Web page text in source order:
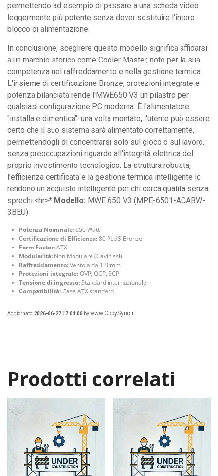
permettendo ad esempio di passare a una scheda video
leggermente più potente senza dover sostituire l'intero
blocco di alimentazione.
In conclusione, scegliere questo modello significa affidarsi
a un marchio storico come Cooler Master, noto per la sua
competenza nel raffreddamento e nella gestione termica.
L'insieme di certificazione Bronze, protezioni integrate e
potenza bilanciata rende l'MWE650 V3 un pilastro per
qualsiasi configurazione PC moderna. È l'alimentatore
"installa e dimentica": una volta montato, l'utente può essere
certo che il suo sistema sarà alimentato correttamente,
permettendogli di concentrarsi solo sul gioco o sul lavoro,
senza preoccupazioni riguardo all'integrità elettrica del
proprio investimento tecnologico. La struttura robusta,
l'efficienza certificata e la gestione termica intelligente lo
rendono un acquisto intelligente per chi cerca qualità senza
sprechi.<hr>* Modello: MWE 650 V3 (MPE-6501-ACABW-
3BEU)
Potenza Nominale:650 Watt
Certificazione di Efficienza:80 PLUS Bronze
Form Factor:ATX
Modularità: Non Modulare (Cavi fissi)
Raffreddamento:Ventola da 120mm
Protezioni integrate:OVP, OCP, SCP
Tensione di ingresso:Standard internazionale
Compatibilità:Case ATX standard
Aggiornato: 2026-06-27 17:04:00 bywww.CopySync.it
Prodotti correlati